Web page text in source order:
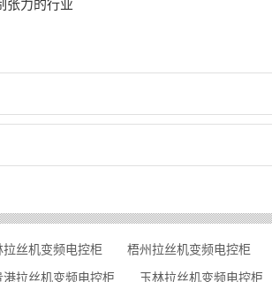
张力的行业
拉丝机变频电控柜 梧州拉丝机变频电控柜
港拉丝机变频电控柜 玉林拉丝机变频电控柜